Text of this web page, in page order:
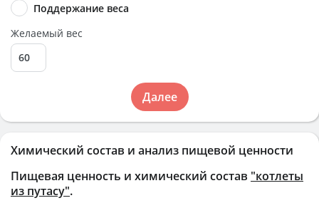
Химический состав и анализ пищевой ценности
Пищевая ценность и химический состав "котлеты
из путасу".
Поддержание веса
Желаемый вес
Далее